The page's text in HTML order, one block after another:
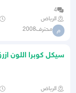
4
الرياض
م محترف2008
سيكل كوبرا اللون ازرق الحجم 24
الرياض